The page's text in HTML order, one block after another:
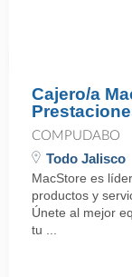
Cajero/a
COMPUDABO
Todo Jalisco
MacStore es
productos y
Únete al mejor
tu ...